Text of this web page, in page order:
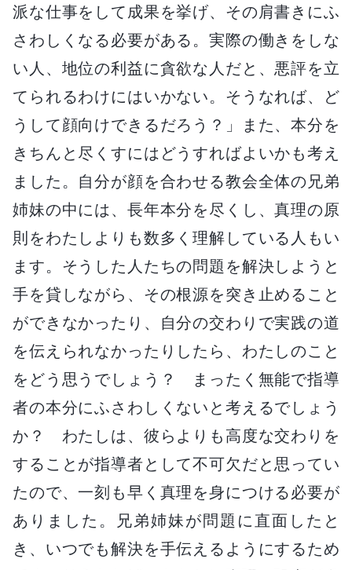
派な仕事をして成果を挙げ、その肩書きにふ
さわしくなる必要がある。実際の働きをしな
い人、地位の利益に貪欲な人だと、悪評を立
てられるわけにはいかない。そうなれば、ど
うして顔向けできるだろう？」また、本分を
きちんと尽くすにはどうすればよいかも考え
ました。自分が顔を合わせる教会全体の兄弟
姉妹の中には、長年本分を尽くし、真理の原
則をわたしよりも数多く理解している人もい
ます。そうした人たちの問題を解決しようと
手を貸しながら、その根源を突き止めること
ができなかったり、自分の交わりで実践の道
を伝えられなかったりしたら、わたしのこと
をどう思うでしょう？ まったく無能で指導
者の本分にふさわしくないと考えるでしょう
か？ わたしは、彼らよりも高度な交わりを
することが指導者として不可欠だと思ってい
たので、一刻も早く真理を身につける必要が
ありました。兄弟姉妹が問題に直面したと
き、いつでも解決を手伝えるようにするため